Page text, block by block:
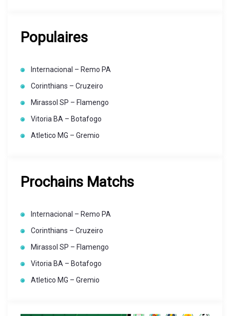
Populaires
Internacional – Remo PA
Corinthians – Cruzeiro
Mirassol SP – Flamengo
Vitoria BA – Botafogo
Atletico MG – Gremio
Prochains Matchs
Internacional – Remo PA
Corinthians – Cruzeiro
Mirassol SP – Flamengo
Vitoria BA – Botafogo
Atletico MG – Gremio